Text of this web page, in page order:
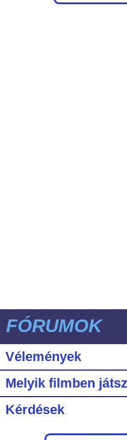
FÓRUMOK
Vélemények
Melyik filmben
Kérdések